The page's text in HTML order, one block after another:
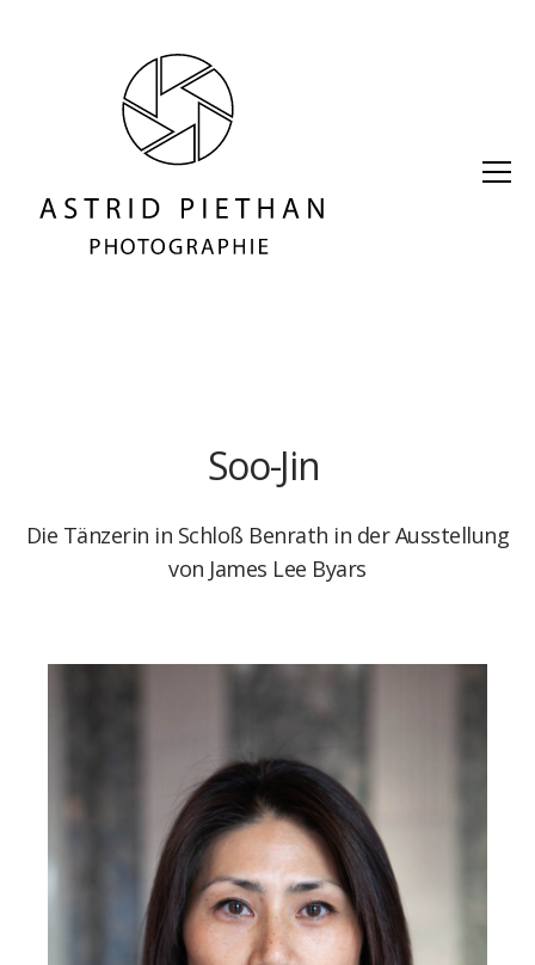
Soo-Jin
Die Tänzerin in Schloß Benrath in der Ausstellung
von James Lee Byars